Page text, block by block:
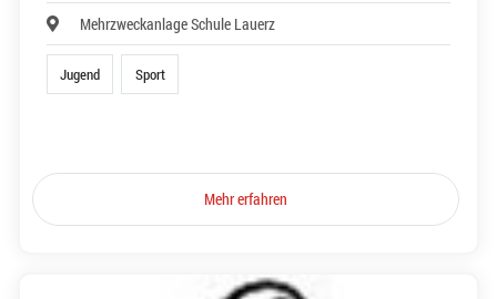
Mehrzweckanlage Schule Lauerz
Jugend Sport
Mehr erfahren